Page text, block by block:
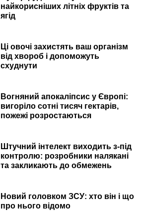
найкорисніших літніх фруктів та
ягід
Ці овочі захистять ваш організм
від хвороб і допоможуть
схуднути
Вогняний апокаліпсис у Європі:
вигоріло сотні тисяч гектарів,
пожежі розростаються
Штучний інтелект виходить з-під
контролю: розробники налякані
та закликають до обмежень
Новий головком ЗСУ: хто він і що
про нього відомо